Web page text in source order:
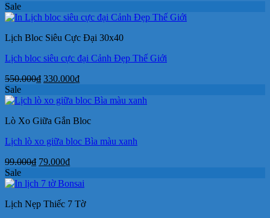
là:
tại
24.000₫.
Sale
Lịch Bloc Siêu Cực Đại 30x40
Lịch bloc siêu cực đại Cảnh Đẹp Thế Giới
550.000₫ Giá
là:
330.000₫Giá
tại
330.000₫.
Sale
Lò Xo Giữa Gắn Bloc
Lịch lò xo giữa bloc Bìa màu xanh
99.000₫ Giá
là:
79.000₫Giá
tại
79.000₫.
Sale
Lịch Nẹp Thiếc 7 Tờ